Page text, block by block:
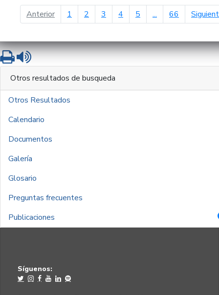
Anteriorpágina anterior
1 2 3 4 5 ... 66
ImprimirLeer contenido
Otros resultados de busqueda
Otros Resultados
Calendario
Documentos
Galería
Glosario
Preguntas frecuentes
Publicaciones
Síguenos: